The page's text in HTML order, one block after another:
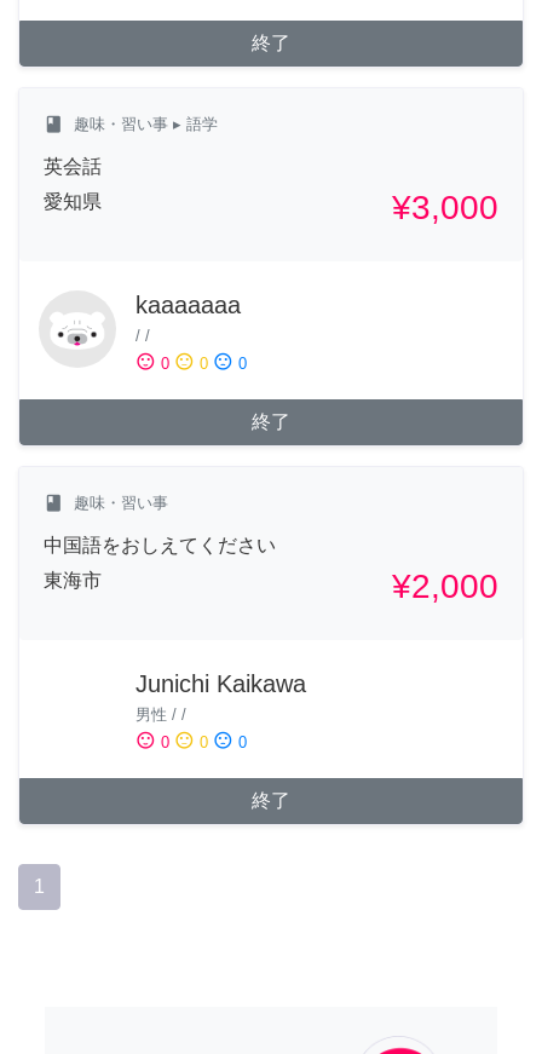
終了
class 趣味・習い事 ▸ 語学
英会話
愛知県
¥3,000
kaaaaaaa
/ /
sentiment_satisfied 0 sentiment_neutral 0 sentiment_dissatisfied 0
終了
class 趣味・習い事
中国語をおしえてください
東海市
¥2,000
Junichi Kaikawa
男性 / /
sentiment_satisfied 0 sentiment_neutral 0 sentiment_dissatisfied 0
終了
1